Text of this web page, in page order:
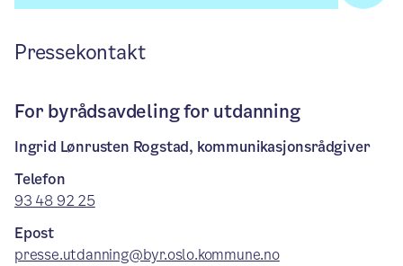
Pressekontakt
For byrådsavdeling for utdanning
Ingrid Lønrusten Rogstad, kommunikasjonsrådgiver
Telefon
93 48 92 25
Epost
presse.utdanning@byr.oslo.kommune.no